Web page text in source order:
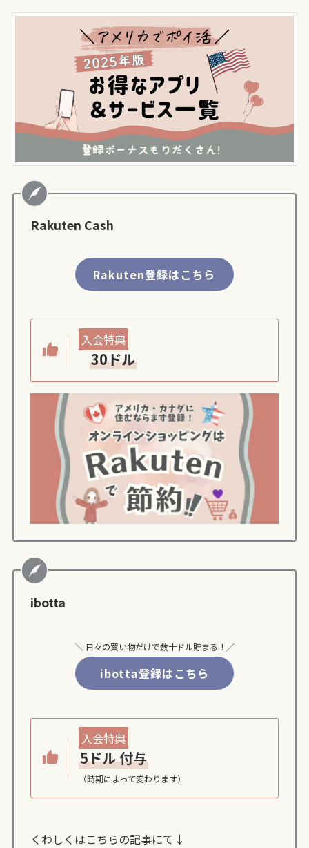
Rakuten Cash
Rakuten登録はこちら
入会特典
30ドル
ibotta
＼ 日々の買い物だけで数十ドル貯まる！／
ibotta登録はこちら
入会特典
5ドル 付与
（時期によって変わります）
くわしくはこちらの記事にて↓